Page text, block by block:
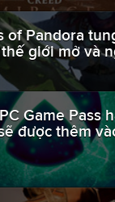
of Pandora
giới mở và
Game Pass
được thêm